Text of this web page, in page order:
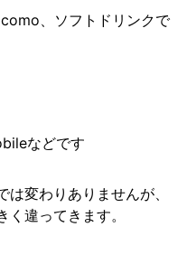
、ソフトドリンクで
などです
変わりありませんが、
違ってきます。